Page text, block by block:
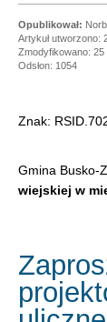
Artykuł utworzono:
Zmodyfikowano: 25
Odsłon: 1054
Znak:
Gmina Busko-
wiejskiej w